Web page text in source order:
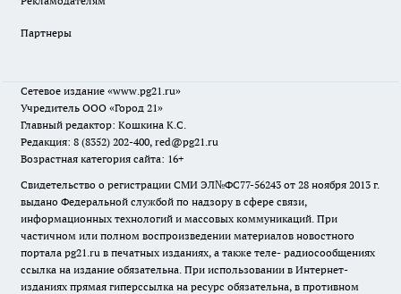
Партнеры
Сетевое издание «www.pg21.ru»
Учредитель ООО «Город 21»
Главный редактор: Кошкина К.С.
Редакция: 8 (8352) 202-400, red@pg21.ru
Возрастная категория сайта: 16+
Свидетельство о регистрации СМИ ЭЛ№ФС77-56243 от 28 ноября 2013 г.
выдано Федеральной службой по надзору в сфере связи,
информационных технологий и массовых коммуникаций. При
частичном или полном воспроизведении материалов новостного
портала pg21.ru в печатных изданиях, а также теле- радиосообщениях
ссылка на издание обязательна. При использовании в Интернет-
изданиях прямая гиперссылка на ресурс обязательна, в противном